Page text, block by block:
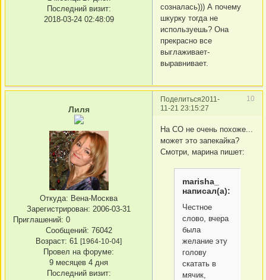
Последний визит:
2018-03-24 02:48:09
созналась))) А почему
шкурку тогда не
используешь? Она
прекрасно все
выглаживает-
выравнивает.
Поделиться 10
2011-
11-21 23:15:27
Лиля
Откуда: Вена-Москва
Зарегистрирован: 2006-03-31
Приглашений: 0
Сообщений: 76042
Возраст: 61 [1964-10-04]
Провел на форуме:
9 месяцев 4 дня
Последний визит:
На СО не очень похоже...
может это запекайка?
Смотри, марина пишет:
marisha_
написал(а):
Честное
слово, вчера
была
желание эту
голову
скатать в
мячик,